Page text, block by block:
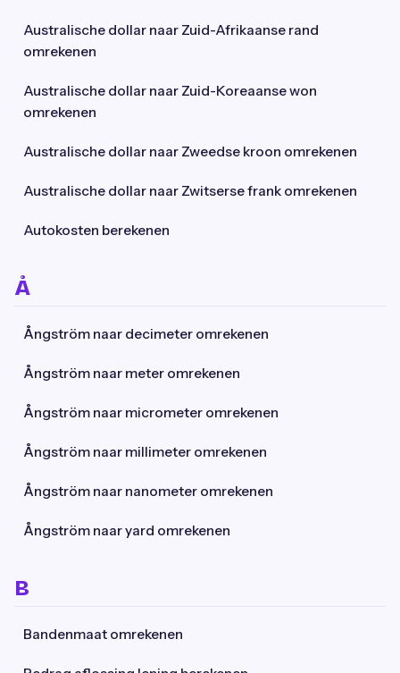
Australische dollar naar Zuid-Afrikaanse rand
omrekenen
Australische dollar naar Zuid-Koreaanse won
omrekenen
Australische dollar naar Zweedse kroon omrekenen
Australische dollar naar Zwitserse frank omrekenen
Autokosten berekenen
Å
Ångström naar decimeter omrekenen
Ångström naar meter omrekenen
Ångström naar micrometer omrekenen
Ångström naar millimeter omrekenen
Ångström naar nanometer omrekenen
Ångström naar yard omrekenen
B
Bandenmaat omrekenen